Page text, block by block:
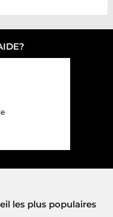
les plus populaires